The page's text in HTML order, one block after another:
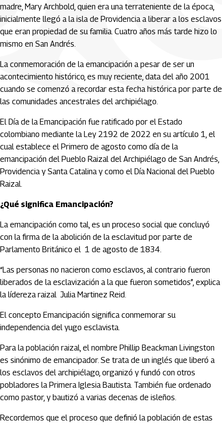
madre, Mary Archbold, quien era una terrateniente de la época,
inicialmente llegó a la isla de Providencia a liberar a los esclavos
que eran propiedad de su familia. Cuatro años más tarde hizo lo
mismo en San Andrés.
La conmemoración de la emancipación a pesar de ser un
acontecimiento histórico, es muy reciente, data del año 2001
cuando se comenzó a recordar esta fecha histórica por parte de
las comunidades ancestrales del archipiélago.
El Día de la Emancipación fue ratificado por el Estado
colombiano mediante la Ley 2192 de 2022 en su artículo 1, el
cual establece el Primero de agosto como día de la
emancipación del Pueblo Raizal del Archipiélago de San Andrés,
Providencia y Santa Catalina y como el Día Nacional del Pueblo
Raizal.
¿Qué significa Emancipación?
La emancipación como tal, es un proceso social que concluyó
con la firma de la abolición de la esclavitud por parte de
Parlamento Británico el 1 de agosto de 1834.
“Las personas no nacieron como esclavos, al contrario fueron
liberados de la esclavización a la que fueron sometidos”, explica
la lídereza raizal Julia Martinez Reid.
El concepto Emancipación significa conmemorar su
independencia del yugo esclavista.
Para la población raizal, el nombre Phillip Beackman Livingston
es sinónimo de emancipador. Se trata de un inglés que liberó a
los esclavos del archipiélago, organizó y fundó con otros
pobladores la Primera Iglesia Bautista. También fue ordenado
como pastor, y bautizó a varias decenas de isleños.
Recordemos que el proceso que definió la población de estas